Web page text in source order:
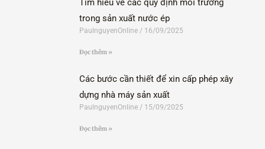
trong sản xuất nước ép
PaulnguyenOnline 16/09/2025
Đọc thêm »
Các bước cần thiết để xin cấp phép xây
dựng nhà máy sản xuất
PaulnguyenOnline 15/09/2025
Đọc thêm »